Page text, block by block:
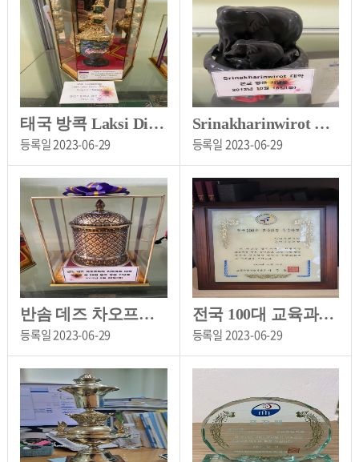
태국 방콕 Laksi Distric Office 방문 기념품[원천초등학교 소장]
등록일2023-06-29
Srinakharinwirot 대학 방문 기념품[원천초등학교 소장]
등록일2023-06-29
반솜 데즈 차오프라야 라자바트 대학 방문 기념품[원천초등학교 소장]
등록일2023-06-29
전국 100대 교육과정 우수학교[용암초등학교 소장]
등록일2023-06-29